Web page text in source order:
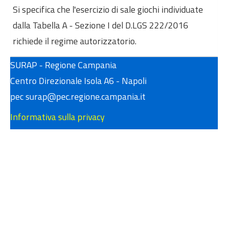
Eventi formativi
Glossario
Contatti
Sei qui:Home
Come fare per
Banca dati Faq / Pareri
Attività ricreative e di divertimento
Qual è la modalità di autorizzazione per l’esercizio
di attività ricreativa di bowling ?
Si specifica che l'esercizio di sale giochi individuate
dalla Tabella A - Sezione I del D.LGS 222/2016
richiede il regime autorizzatorio.
SURAP - Regione Campania
Centro Direzionale Isola A6 - Napoli
pec surap@pec.regione.campania.it
Informativa sulla privacy